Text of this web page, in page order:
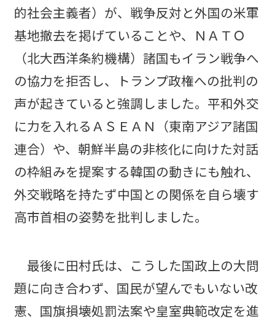
的社会主義者）が、戦争反対と外国の米軍
基地撤去を掲げていることや、ＮＡＴＯ
（北大西洋条約機構）諸国もイラン戦争へ
の協力を拒否し、トランプ政権への批判の
声が起きていると強調しました。平和外交
に力を入れるＡＳＥＡＮ（東南アジア諸国
連合）や、朝鮮半島の非核化に向けた対話
の枠組みを提案する韓国の動きにも触れ、
外交戦略を持たず中国との関係を自ら壊す
高市首相の姿勢を批判しました。
最後に田村氏は、こうした国政上の大問
題に向き合わず、国民が望んでもいない改
憲、国旗損壊処罰法案や皇室典範改定を進